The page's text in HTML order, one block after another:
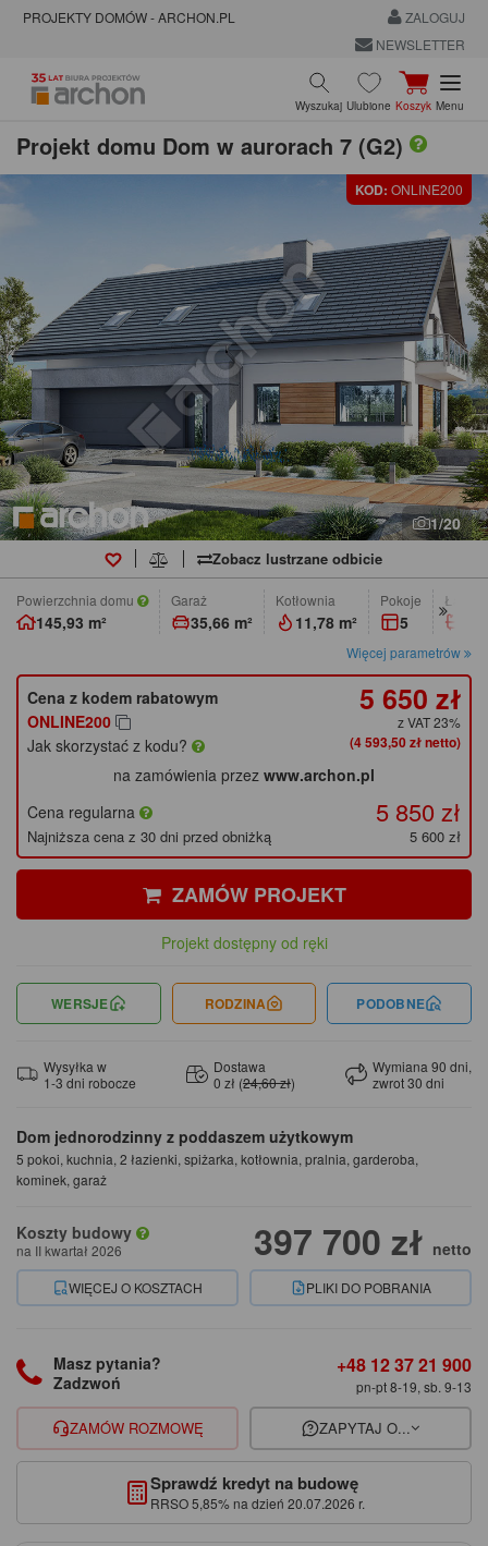
PROJEKTY DOMÓW - ARCHON.PL
ZALOGUJ
NEWSLETTER
Wyszukaj Ulubione Koszyk Menu
Projekt domu Dom w aurorach 7 (G2)
KOD: ONLINE200
1/20
Zobacz lustrzane odbicie
Powierzchnia domu
145,93 m²
Garaż
35,66 m²
Kotłownia
11,78 m²
pokoje
5
Więcej parametrów
Dom jednorodzinny z poddaszem użytkowym
5 pokoi, kuchnia, 2 łazienki, spiżarka, kotłownia, pralnia, garderoba,
kominek, garaż
Koszty budowy
na II kwartał 2026 397 700 zł netto
WIĘCEJ O KOSZTACH PLIKI DO POBRANIA
Cena z kodem rabatowym
ONLINE200
Jak skorzystać z kodu?
5 650 zł
z VAT 23%
(4 593,50 zł netto)
na zamówienia przez www.archon.pl
Cena regularna
5 850 zł
Najniższa cena z 30 dni przed obniżką 5 600 zł
ZAMÓW PROJEKT
Projekt dostępny od ręki
WERSJE RODZINA PODOBNE
Wysyłka w
1-3 dni robocze
Dostawa
0 zł (24,60 zł)
Wymiana 90 dni,
zwrot 30 dni
Masz pytania?
Zadzwoń
+48 12 37 21 900
pn-pt 8-19, sb. 9-13
ZAMÓW ROZMOWĘ ZAPYTAJ O...
Sprawdź kredyt na budowę
RRSO 5,85% na dzień 20.07.2026 r.